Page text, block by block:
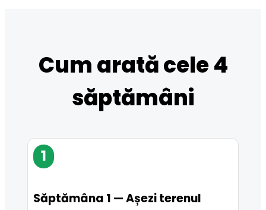
Cum arată cele 4
săptămâni
1
Săptămâna 1 — Așezi terenul